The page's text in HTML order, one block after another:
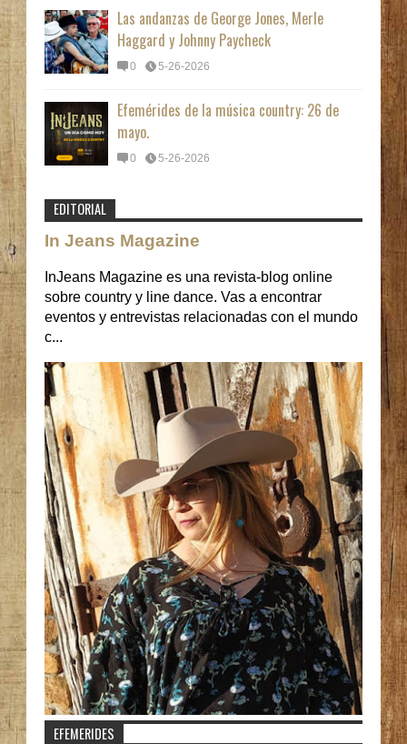
Las andanzas de George Jones, Merle
Haggard y Johnny Paycheck
0 5-26-2026
Efemérides de la música country: 26 de
mayo.
0 5-26-2026
EDITORIAL
In Jeans Magazine
InJeans Magazine es una revista-blog online
sobre country y line dance. Vas a encontrar
eventos y entrevistas relacionadas con el mundo
c...
EFEMERIDES